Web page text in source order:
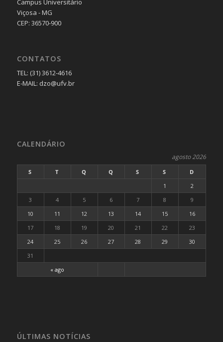
Viçosa - MG
CEP: 36570-900
CONTATOS
TEL: (31) 3612-4616
E-MAIL: dzo@ufv.br
CALENDÁRIO
agosto 2026
S T Q Q S S D
« ago
1
2
3
4 5 6 7 8
9
10
11 12 13 14 15
16
17
18 19 20 21 22
23
24
25 26 27 28 29
30
31
ÚLTIMAS NOTÍCIAS